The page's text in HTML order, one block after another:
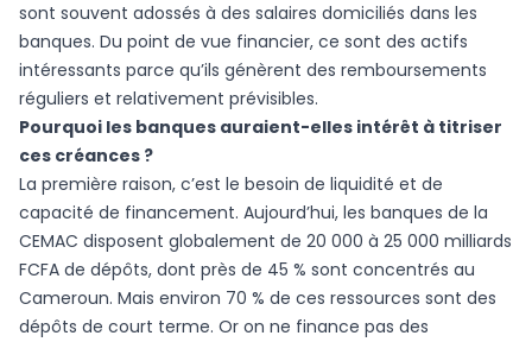
sont souvent adossés à des salaires domiciliés dans les
banques. Du point de vue financier, ce sont des actifs
intéressants parce qu’ils génèrent des remboursements
réguliers et relativement prévisibles.
Pourquoi les banques auraient-elles intérêt à titriser
ces créances ?
La première raison, c’est le besoin de liquidité et de
capacité de financement. Aujourd’hui, les banques de la
CEMAC disposent globalement de 20 000 à 25 000 milliards
FCFA de dépôts, dont près de 45 % sont concentrés au
Cameroun. Mais environ 70 % de ces ressources sont des
dépôts de court terme. Or on ne finance pas des